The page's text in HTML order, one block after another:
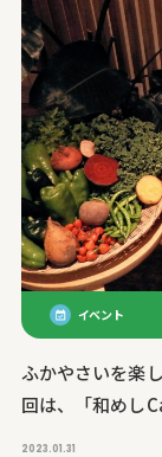
イベント
ふかやさいを楽
回は、「和めし
2023.01.31